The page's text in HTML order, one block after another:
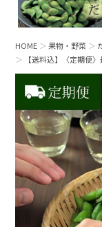
HOME 果物・野菜
【送料込】〈定期便